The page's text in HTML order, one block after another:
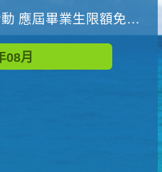
屆畢業生限額免費參加
08月